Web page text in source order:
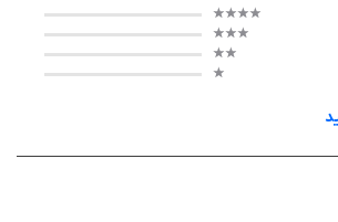
با زمان‌بندی دقیق، از موانع عبور کرده و مسیر را
در مسیر باقی بمانید و دریفت‌های دقیق‌تری انجام
و هندلینگ متفاوتی دارند. همچنین مسیرها